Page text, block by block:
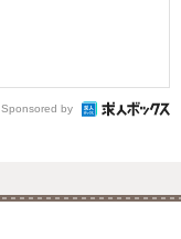
Sponsored by